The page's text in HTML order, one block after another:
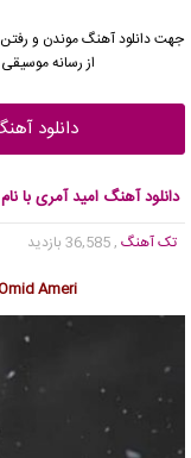
جهت دانلود آهنگ موندن و رفتن
از رسانه
دانلود
دانلود آهنگ امید آمری با
تک آهنگ , 36,585 بازدید
Ameri